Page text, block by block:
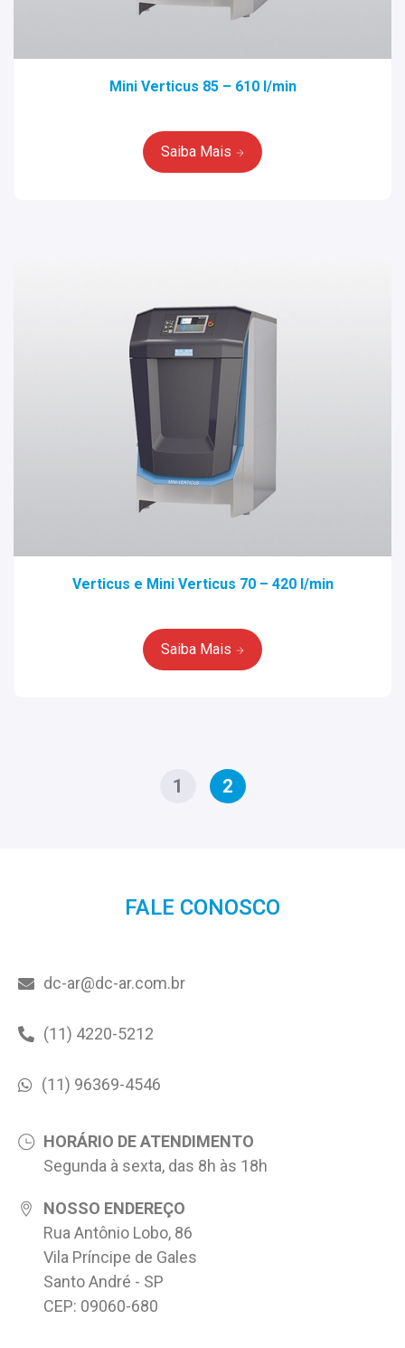
Mini Verticus 85 – 610 l/min
Saiba Mais
Verticus e Mini Verticus 70 – 420 l/min
Saiba Mais
1 2
FALE CONOSCO
dc-ar@dc-ar.com.br
(11) 4220-5212
(11) 96369-4546
HORÁRIO DE ATENDIMENTO
Segunda à sexta, das 8h às 18h
NOSSO ENDEREÇO
Rua Antônio Lobo, 86
Vila Príncipe de Gales
Santo André - SP
CEP: 09060-680